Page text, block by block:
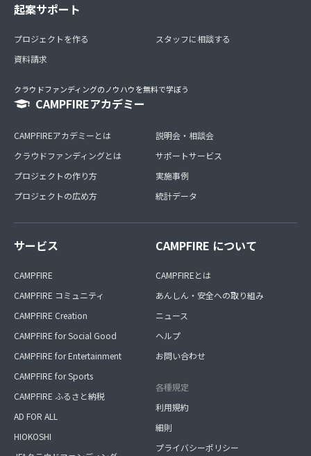
起案サポート
プロジェクトを作る
資料請求
スタッフに相談する
クラウドファンディングのノウハウを無料で学ぼう
CAMPFIREアカデミー
CAMPFIREアカデミーとは
クラウドファンディングとは
プロジェクトの作り方
プロジェクトの広め方
説明会・相談会
サポートサービス
実施事例
統計データ
サービス
CAMPFIRE
CAMPFIRE コミュニティ
CAMPFIRE Creation
CAMPFIRE for Social Good
CAMPFIRE for Entertainment
CAMPFIRE for Sports
CAMPFIRE ふるさと納税
AD FOR ALL
HIOKOSHI
CAMPFIRE について
CAMPFIREとは
あんしん・安全への取り組み
ニュース
ヘルプ
お問い合わせ
各種規定
利用規約
細則
プライバシーポリシー